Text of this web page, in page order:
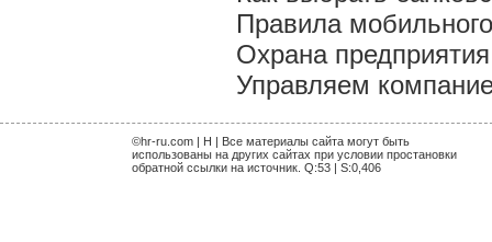
Правила
Охрана предприятия
Управляем
©hr-ru.com | H | Все материалы сайта могут быть
использованы на других сайтах при условии простановки
обратной ссылки на источник. Q:53 | S:0,406